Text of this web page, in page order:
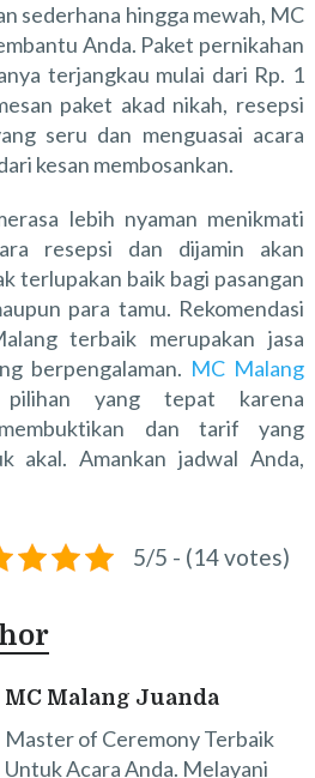
sederhana hingga mewah, MC
Anda. Paket pernikahan
terjangkau mulai dari Rp. 1
paket akad nikah, resepsi
seru dan menguasai acara
kesan membosankan.
lebih nyaman menikmati
resepsi dan dijamin akan
terlupakan baik bagi pasangan
para tamu. Rekomendasi
terbaik merupakan jasa
berpengalaman. MC Malang
pilihan yang tepat karena
dan tarif yang
akal. Amankan jadwal Anda,
5/5 - (14 votes)
MC Malang Juanda
Master of Ceremony Terbaik
Untuk Acara Anda. Melayani